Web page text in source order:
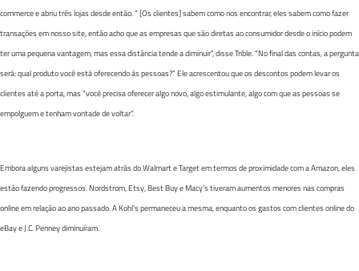
commerce e abriu três lojas desde então. ” [Os clientes] sabem como nos encontrar, eles sabem como fazer
transações em nosso site, então acho que as empresas que são diretas ao consumidor desde o início podem
ter uma pequena vantagem, mas essa distância tende a diminuir”, disse Trible. “No final das contas, a pergunta
será: qual produto você está oferecendo às pessoas?” Ele acrescentou que os descontos podem levar os
clientes até a porta, mas “você precisa oferecer algo novo, algo estimulante, algo com que as pessoas se
empolguem e tenham vontade de voltar”.
Embora alguns varejistas estejam atrás do Walmart e Target em termos de proximidade com a Amazon, eles
estão fazendo progressos. Nordstrom, Etsy, Best Buy e Macy’s tiveram aumentos menores nas compras
online em relação ao ano passado. A Kohl’s permaneceu a mesma, enquanto os gastos com clientes online do
eBay e J.C. Penney diminuíram.